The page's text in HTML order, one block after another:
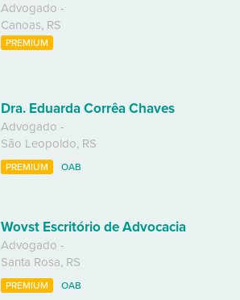
Advogado -
Canoas, RS
PREMIUM
Dra. Eduarda Corrêa Chaves
Advogado -
São Leopoldo, RS
PREMIUM OAB
Wovst Escritório de Advocacia
Advogado -
Santa Rosa, RS
PREMIUM OAB